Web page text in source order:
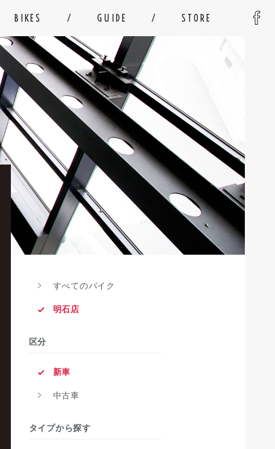
BIKES GUIDE STORE
すべてのバイク
明石店
区分
新車
中古車
タイプから探す